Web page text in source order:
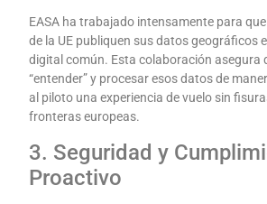
EASA ha trabajado intensamente para
de la UE publiquen sus datos geográficos
digital común. Esta colaboración asegura
“entender” y procesar esos datos de
al piloto una experiencia de vuelo sin
fronteras europeas.
3. Seguridad y
Proactivo